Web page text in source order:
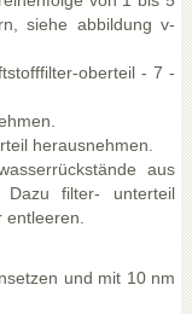
siehe abbildung v-
oberteil - 7 -
herausnehmen.
aus
Dazu filter- unterteil
entleeren.
und mit 10 nm